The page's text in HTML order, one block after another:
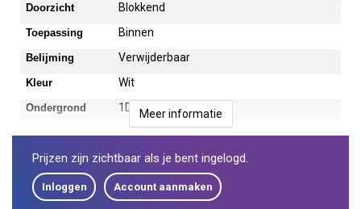
Doorzicht Blokkend
Toepassing Binnen
Belijming Verwijderbaar
Kleur Wit
Ondergrond 1D Meer informatie
Prijzen zijn zichtbaar als je bent ingelogd.
Inloggen Account aanmaken